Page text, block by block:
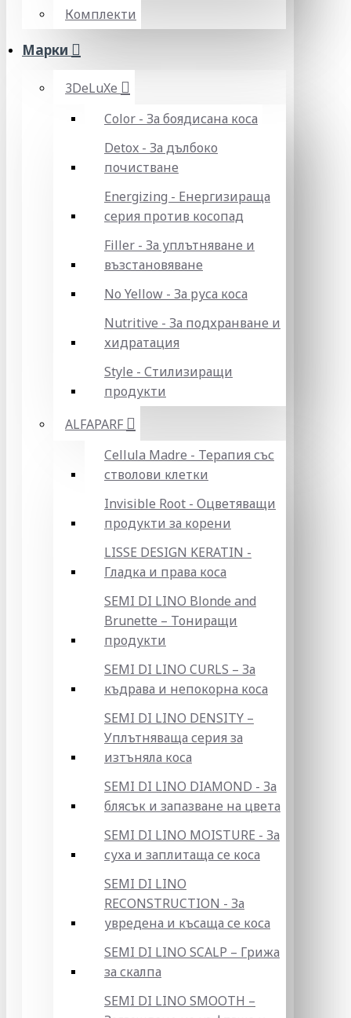
Комплекти
Марки
3DeLuXe
Color - За боядисана коса
Detox - За дълбоко
почистване
Energizing - Енергизираща
серия против косопад
Filler - За уплътняване и
възстановяване
No Yellow - За руса коса
Nutritive - За подхранване и
хидратация
Style - Стилизиращи
продукти
ALFAPARF
Cellula Madre - Терапия със
стволови клетки
Invisible Root - Оцветяващи
продукти за корени
LISSE DESIGN KERATIN -
Гладка и права коса
SEMI DI LINO Blonde and
Brunette – Тониращи
продукти
SEMI DI LINO CURLS – За
къдрава и непокорна коса
SEMI DI LINO DENSITY –
Уплътняваща серия за
изтъняла коса
SEMI DI LINO DIAMOND - За
блясък и запазване на цвета
SEMI DI LINO MOISTURE - За
суха и заплитаща се коса
SEMI DI LINO
RECONSTRUCTION - За
увредена и късаща се коса
SEMI DI LINO SCALP – Грижа
за скалпа
SEMI DI LINO SMOOTH –